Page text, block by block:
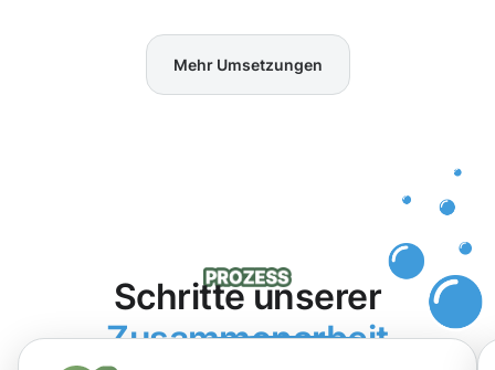
Mehr Umsetzungen
Schritte unserer
Zusammenarbeit